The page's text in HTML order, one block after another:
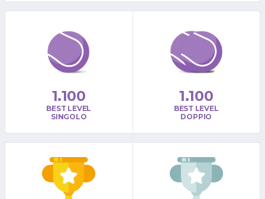
1.100
BEST LEVEL
SINGOLO
1.100
BEST LEVEL
DOPPIO